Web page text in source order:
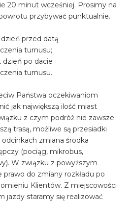
20 minut wcześniej. Prosimy na
przybywać punktualnie.
przed datą
turnusu;
dzień po dacie
turnusu.
Państwa oczekiwaniom
jak największą ilość miast
z czym podróż nie zawsze
trasą, możliwe są przesiadki
zmiana środka
(pociąg, mikrobus,
W związku z powyższym
do zmiany rozkładu po
Klientów. Z miejscowości
jazdy staramy się realizować